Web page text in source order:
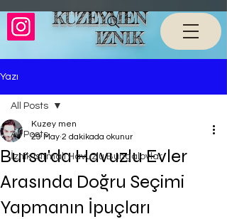
KUZEYMEN
IZNIK
Yazı
All Posts
İznik Isıtmalı Havuzlu Bungalovlar
All Posts
Bursa'da Havuzlu Evler
Arasında Doğru Seçimi
Yapmanın İpuçları
Kuzey men
29 May 2 dakikada okunur